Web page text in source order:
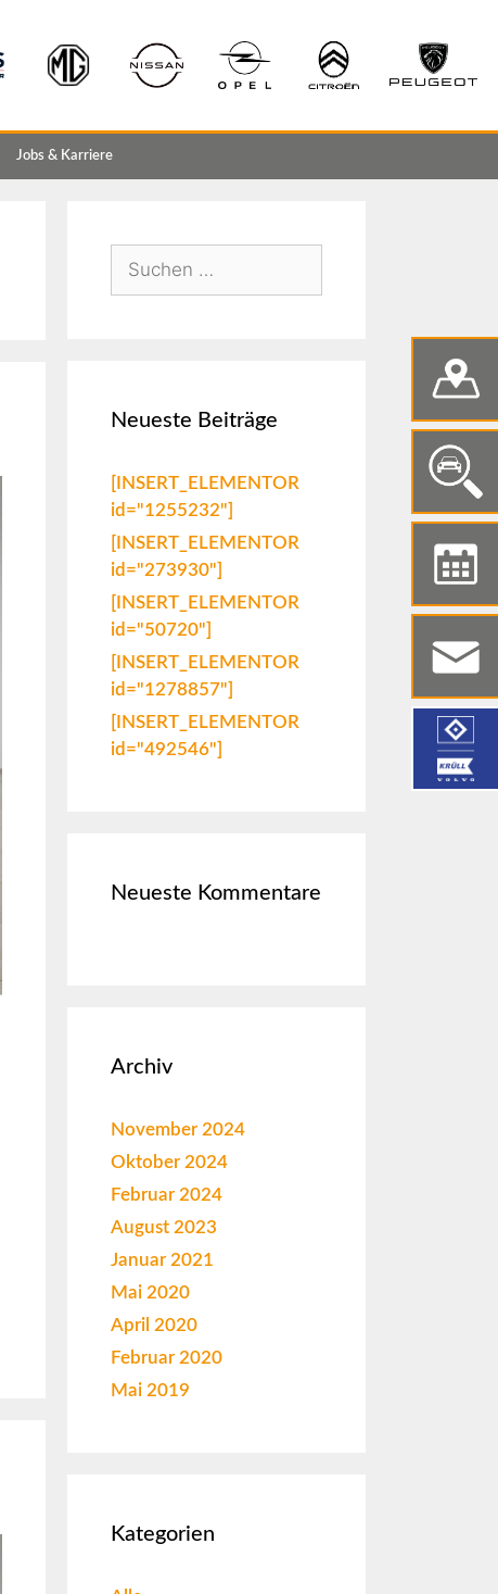
Jobs & Karriere
Neueste Beiträge
[INSERT_ELEMENTOR
id="1255232"]
[INSERT_ELEMENTOR
id="273930"]
[INSERT_ELEMENTOR
id="50720"]
[INSERT_ELEMENTOR
id="1278857"]
[INSERT_ELEMENTOR
id="492546"]
Neueste Kommentare
Archiv
November 2024
Oktober 2024
Februar 2024
August 2023
Januar 2021
Mai 2020
April 2020
Februar 2020
Mai 2019
Kategorien